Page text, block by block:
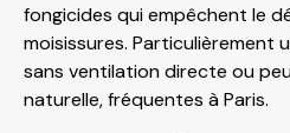
fongicides qui empêchent le
moisissures. Particulièrement
sans ventilation directe ou
naturelle, fréquentes à Paris.